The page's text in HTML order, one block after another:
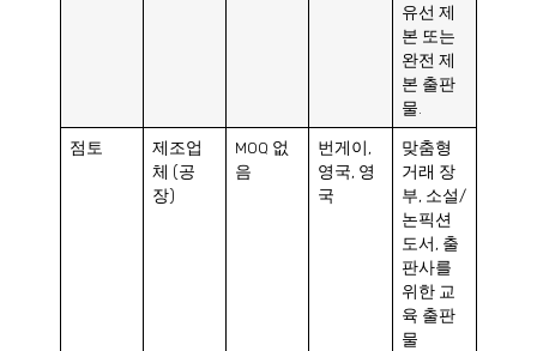
유선 제
본 또는
완전 제
본 출판
물.
점토
제조업
체 (공
장)
MOQ 없
음
번게이,
영국, 영
국
맞춤형
거래 장
부, 소설/
논픽션
도서, 출
판사를
위한 교
육 출판
물